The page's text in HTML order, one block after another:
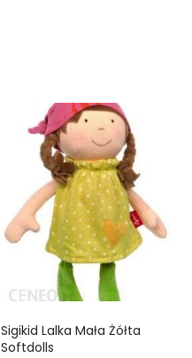
Sigikid Lalka Mała Żółta
Softdolls